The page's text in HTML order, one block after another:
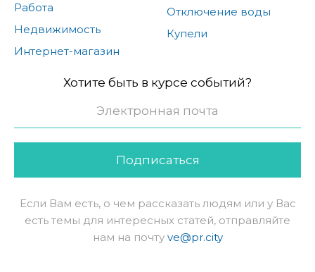
Работа
Недвижимость
Интернет-магазин
Отключение воды
Купели
Хотите быть в курсе событий?
Подписаться
Если Вам есть, о чем рассказать людям или у Вас
есть темы для интересных статей, отправляйте
нам на почту ve@pr.city